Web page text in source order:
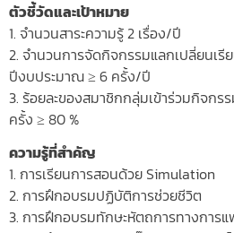
ตัวชี้วัดและเป้าหมาย
1. จำนวนสาระความรู้ 2 เรื่อง/ปี
2. จำนวนการจัดกิจกรรมแลกเปลี่ยนเรี
ปีงบประมาณ ≥ 6 ครั้ง/ปี
3. ร้อยละของสมาชิกกลุ่มเข้าร่วมกิจกร
ครั้ง ≥ 80 %
ความรู้ที่สำคัญ
1. การเรียนการสอนด้วย Simulation
2. การฝึกอบรมปฏิบัติการช่วยชีวิต
3. การฝึกอบรมทักษะหัตถการทางการ